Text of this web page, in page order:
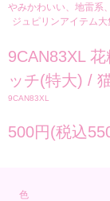
やみかわいい、地雷系
ジュピリンアイテム
9CAN83XL
ッチ(特大) /
9CAN83XL
500円(税込
色